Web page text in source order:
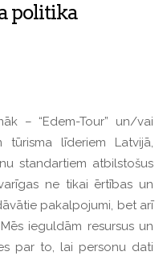
politika
– “Edem-Tour” un/vai
tūrisma līderiem Latvijā,
standartiem atbilstošus
ne tikai ērtības un
pakalpojumi, bet arī
ieguldām resursus un
par to, lai personu dati